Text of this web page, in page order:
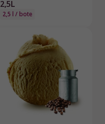
2,5L
2,5 l / bote